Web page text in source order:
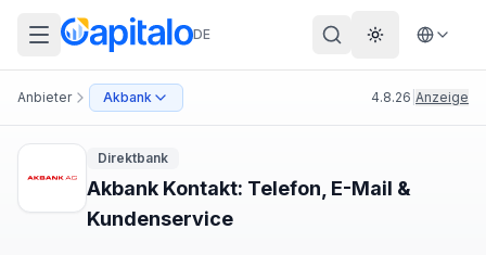
DE Theme
Anbieter Akbank 4.8.26 Anzeige
Direktbank
Akbank Kontakt: Telefon, E-Mail &
Kundenservice